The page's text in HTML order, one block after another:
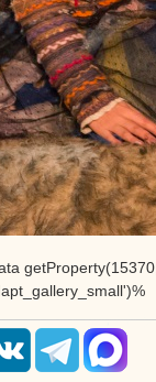
getProperty(15370,